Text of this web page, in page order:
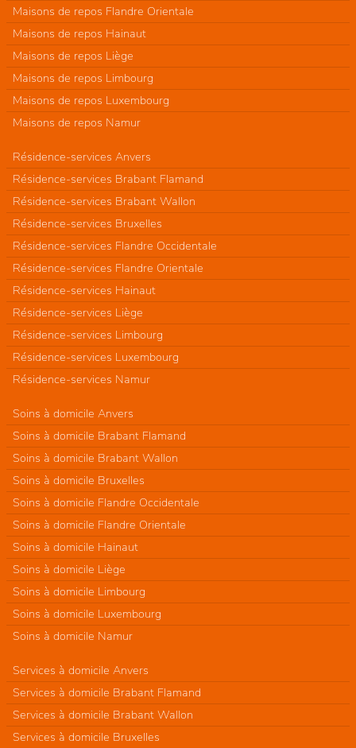
Maisons de repos Flandre Orientale
Maisons de repos Hainaut
Maisons de repos Liège
Maisons de repos Limbourg
Maisons de repos Luxembourg
Maisons de repos Namur
Résidence-services Anvers
Résidence-services Brabant Flamand
Résidence-services Brabant Wallon
Résidence-services Bruxelles
Résidence-services Flandre Occidentale
Résidence-services Flandre Orientale
Résidence-services Hainaut
Résidence-services Liège
Résidence-services Limbourg
Résidence-services Luxembourg
Résidence-services Namur
Soins à domicile Anvers
Soins à domicile Brabant Flamand
Soins à domicile Brabant Wallon
Soins à domicile Bruxelles
Soins à domicile Flandre Occidentale
Soins à domicile Flandre Orientale
Soins à domicile Hainaut
Soins à domicile Liège
Soins à domicile Limbourg
Soins à domicile Luxembourg
Soins à domicile Namur
Services à domicile Anvers
Services à domicile Brabant Flamand
Services à domicile Brabant Wallon
Services à domicile Bruxelles